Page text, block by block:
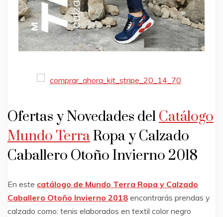
Ofertas y Novedades del Catálogo
Mundo TerraRopa y Calzado
Caballero Otoño Invierno 2018
En este catálogo de Mundo Terra Ropa y Calzado
Caballero Otoño Invierno 2018 encontrarás prendas y
calzado como: tenis elaborados en textil color negro